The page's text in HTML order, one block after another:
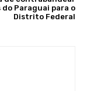
do Paraguai para o
Distrito Federal